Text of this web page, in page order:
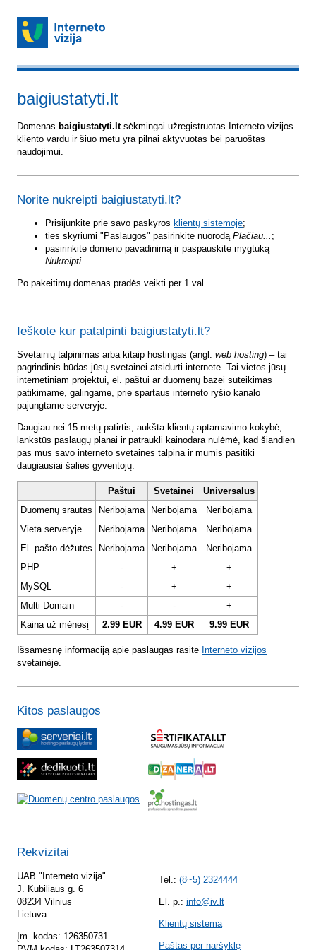
baigiustatyti.lt
Domenas baigiustatyti.ltsėkmingai užregistruotas Interneto vizijos
kliento vardu ir šiuo metu yra pilnai aktyvuotas bei paruoštas
naudojimui.
Norite nukreipti baigiustatyti.lt?
Prisijunkite prie savo paskyros klientų sistemoje;
ties skyriumi "Paslaugos" pasirinkite nuorodą Plačiau... ;
pasirinkite domeno pavadinimą ir paspauskite mygtuką
Nukreipti.
Po pakeitimų domenas pradės veikti per 1 val.
Ieškote kur patalpinti baigiustatyti.lt?
Svetainių talpinimas arba kitaip hostingas (angl. web hosting) – tai
pagrindinis būdas jūsų svetainei atsidurti internete. Tai vietos jūsų
internetiniam projektui, el. paštui ar duomenų bazei suteikimas
patikimame, galingame, prie spartaus interneto ryšio kanalo
pajungtame serveryje.
Daugiau nei 15 metų patirtis, aukšta klientų aptarnavimo kokybė,
lankstūs paslaugų planai ir patraukli kainodara nulėmė, kad šiandien
pas mus savo interneto svetaines talpina ir mumis pasitiki
daugiausiai šalies gyventojų.
Paštui Svetainei
Universalus
Duomenų srautas
Neribojama Neribojama
Neribojama
Vieta serveryje
Neribojama Neribojama
Neribojama
El. pašto dėžutės
Neribojama Neribojama
Neribojama
PHP
- +
+
MySQL
- +
+
Multi-Domain
- -
+
Kaina už mėnesį
2.99 EUR 4.99 EUR 9.99 EUR
Išsamesnę informaciją apie paslaugas rasite Interneto vizijos
svetainėje.
Kitos paslaugos
Rekvizitai
UAB "Interneto vizija"
J. Kubiliaus g. 6
08234 Vilnius
Lietuva
Įm. kodas: 126350731
Tel.: (8~5) 2324444
El. p.: info@iv.lt
Klientų sistema
Paštas per naršyklę